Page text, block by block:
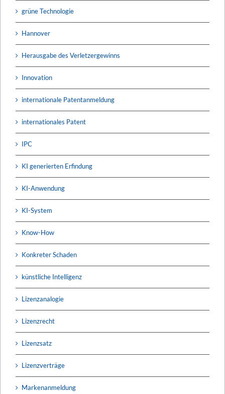
grüne Technologie
Hannover
Herausgabe des Verletzergewinns
Innovation
internationale Patentanmeldung
internationales Patent
IPC
KI generierten Erfindung
KI-Anwendung
KI-System
Know-How
Konkreter Schaden
künstliche Intelligenz
Lizenzanalogie
Lizenzrecht
Lizenzsatz
Lizenzverträge
Markenanmeldung